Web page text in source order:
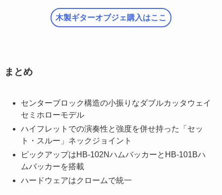
木製ギターオブジェ購入はここ
まとめ
センターブロック構造の小振りなダブルカッタウェイ
セミホローモデル
ハイフレットでの演奏性と強度を併せ持った「セッ
ト・スルー」ネックジョイント
ピックアップはHB-102NハムバッカーとHB-101Bハ
ムバッカーを搭載
ハードウェアはクロームで統一